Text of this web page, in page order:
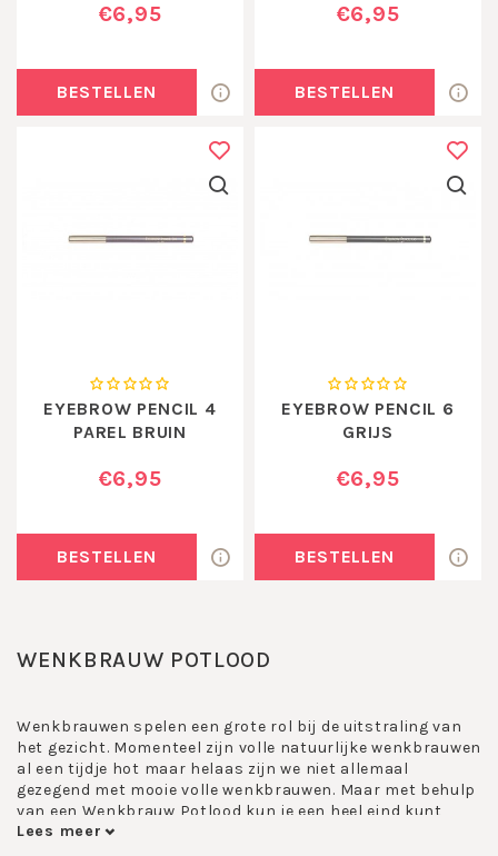
€6,95
BESTELLEN
€6,95
BESTELLEN
EYEBROW PENCIL 4
PAREL BRUIN
€6,95
BESTELLEN
EYEBROW PENCIL 6
GRIJS
€6,95
BESTELLEN
WENKBRAUW POTLOOD
Wenkbrauwen spelen een grote rol bij de uitstraling van
het gezicht. Momenteel zijn volle natuurlijke wenkbrauwen
al een tijdje hot maar helaas zijn we niet allemaal
gezegend met mooie volle wenkbrauwen. Maar met behulp
van een Wenkbrauw Potlood kun je een heel eind kunt
komen.
Lees meer